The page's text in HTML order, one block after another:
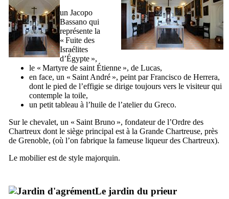
un Jacopo
Bassano qui
représente la
« Fuite des
Israélites
d’Égypte »,
le « Martyre de saint Étienne », de Lucas,
en face, un « Saint André », peint parFrancisco de Herrera,
dont le pied de l’effigie se dirige toujours vers le visiteur qui
contemple la toile,
un petit tableau à l’huile de l’atelier du Greco.
Sur le chevalet, un « Saint Bruno », fondateur de l’Ordre des
Chartreux dont le siège principal est à la Grande Chartreuse, près
de Grenoble, (où l’on fabrique la fameuse liqueur des Chartreux).
Le mobilier est de style majorquin.
Le jardin du prieur